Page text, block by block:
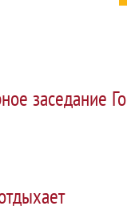
заседание